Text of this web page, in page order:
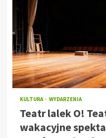
KULTURA WYDARZENIA
Teatr lalek O!
wakacyjne